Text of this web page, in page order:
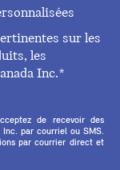
sur les
les
Inc.*
de recevoir des
Inc. par courriel ou SMS.
par courrier direct et